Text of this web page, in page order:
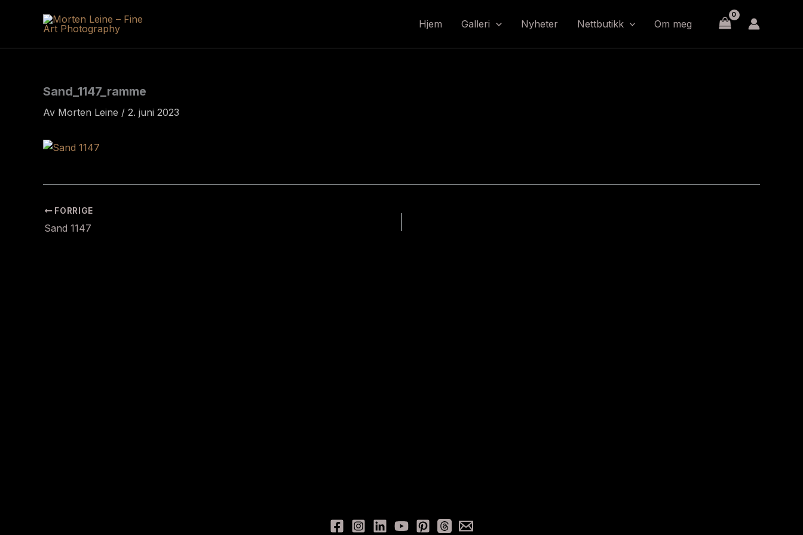
Hjem Galleri Nyheter Nettbutikk Om meg
Sand_1147_ramme
Av Morten Leine / 2. juni 2023
FORRIGE
Sand 1147